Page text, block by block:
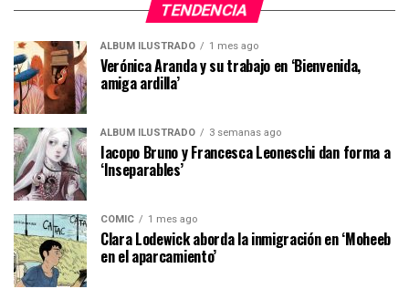
TENDENCIA
ÁLBUM ILUSTRADO 1 mes ago
Verónica Aranda y su trabajo en ‘Bienvenida,
amiga ardilla’
ÁLBUM ILUSTRADO 3 semanas ago
Iacopo Bruno y Francesca Leoneschi dan forma a
‘Inseparables’
CÓMIC 1 mes ago
Clara Lodewick aborda la inmigración en ‘Moheeb
en el aparcamiento’